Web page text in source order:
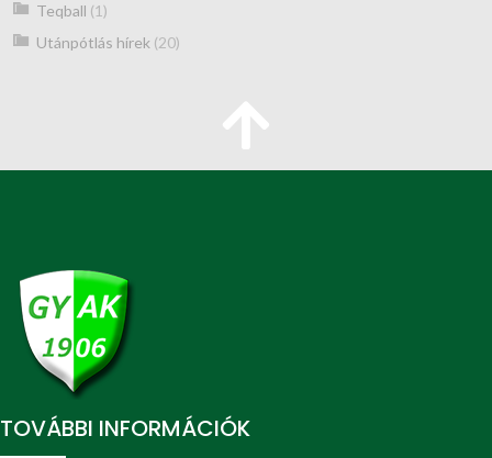
Teqball (1)
Utánpótlás hírek (20)
TOVÁBBI INFORMÁCIÓK